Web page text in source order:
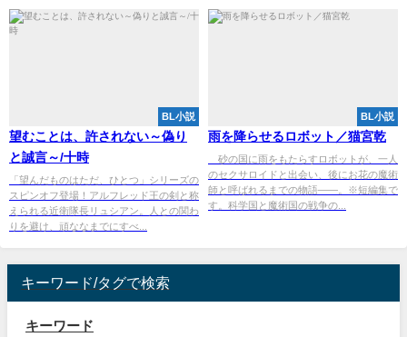
BL小説
望むことは、許されない～偽り
と誠言～/十時
「望んだものはただ、ひとつ」シリーズの
スピンオフ登場！アルフレッド王の剣と称
えられる近衛隊長リュシアン。人との関わ
りを避け、頑ななまでにすべ...
BL小説
雨を降らせるロボット／猫宮乾
砂の国に雨をもたらすロボットが、一人
のセクサロイドと出会い、後にお花の魔術
師と呼ばれるまでの物語――。※短編集で
す。科学国と魔術国の戦争の...
キーワード/タグで検索
キーワード